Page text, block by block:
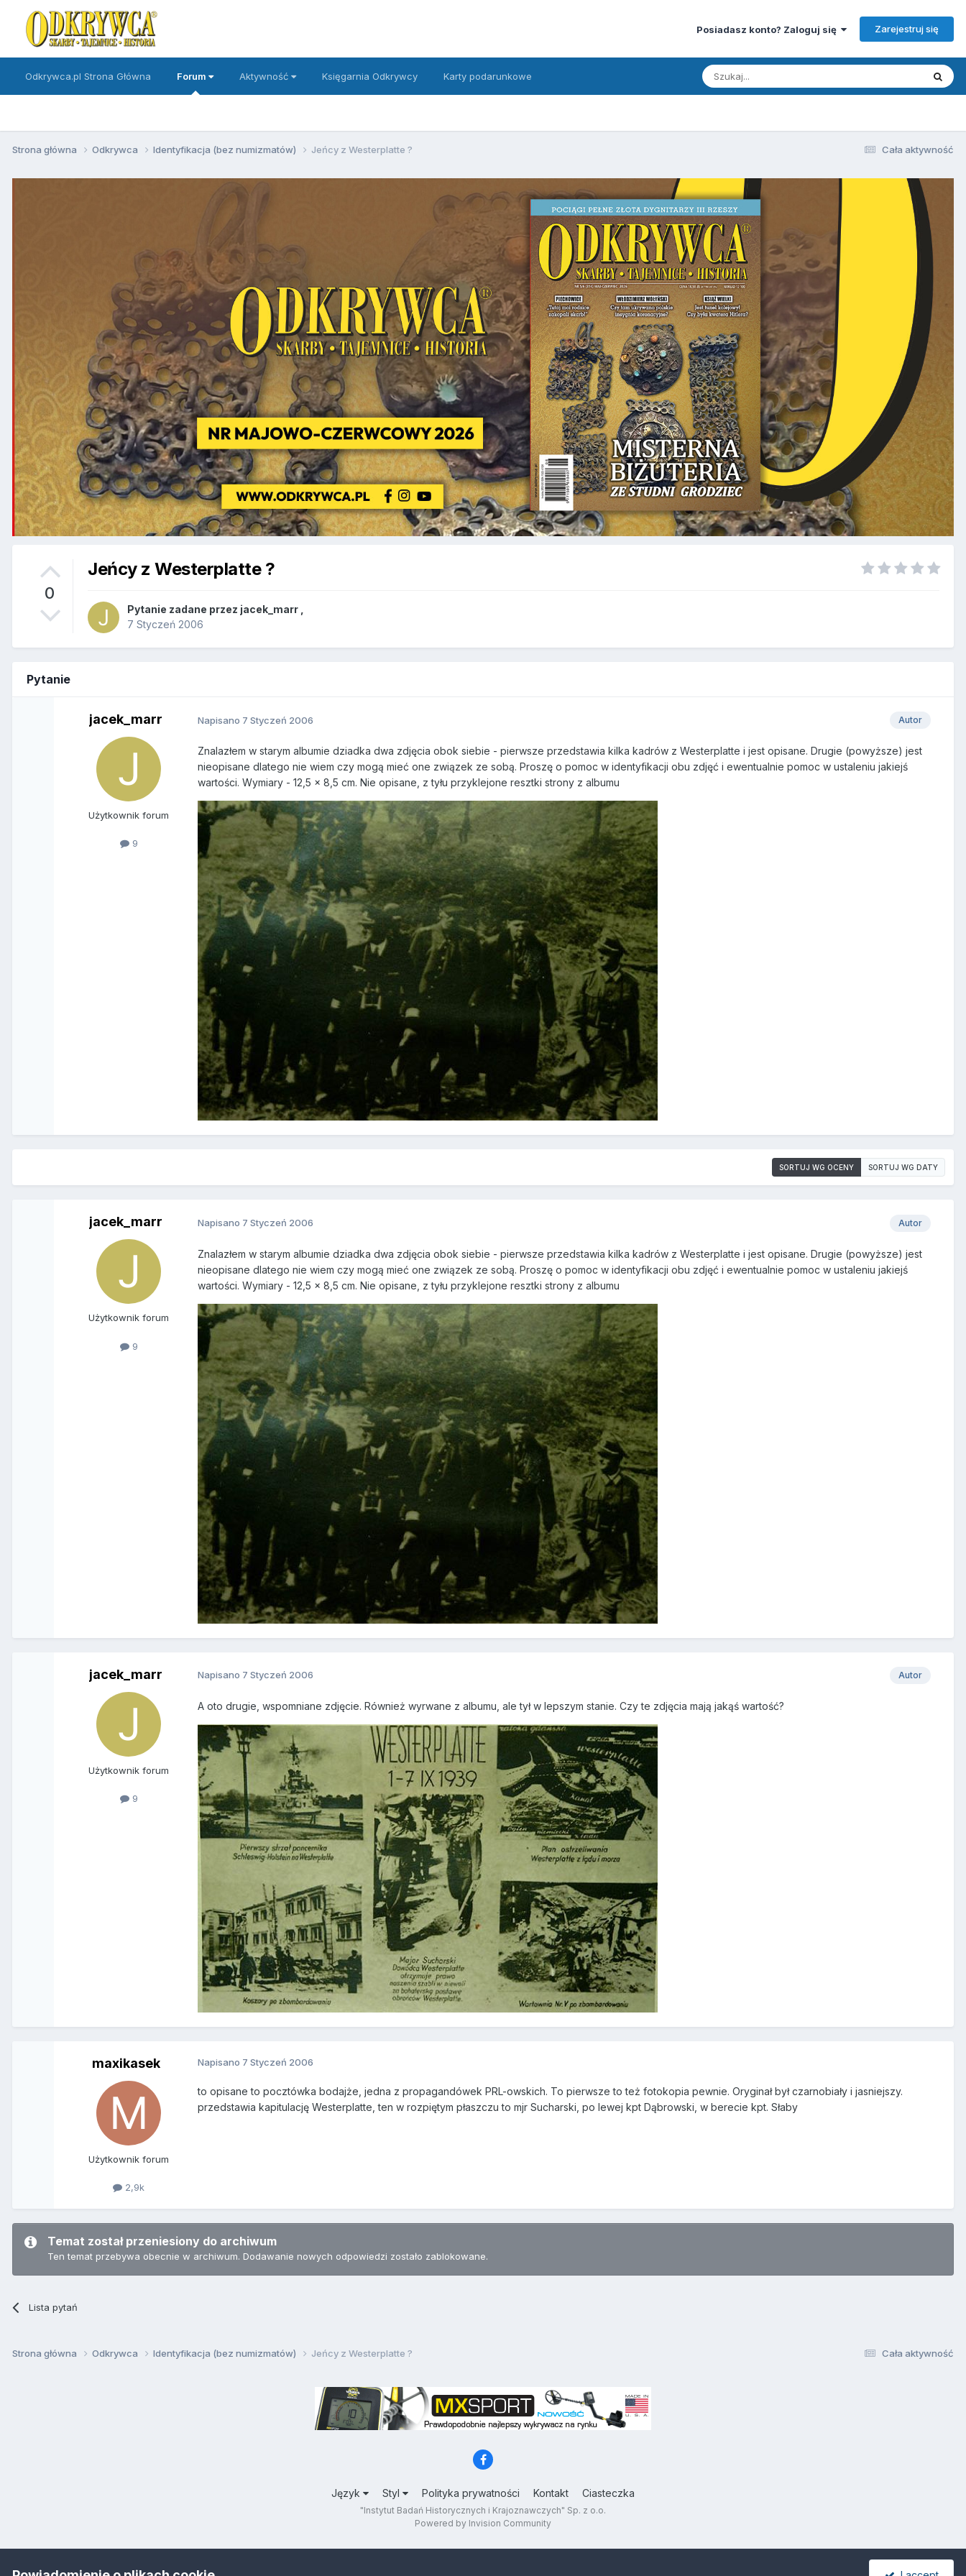
Posiadasz konto? Zaloguj się Zarejestruj się
Odkrywca.pl Strona Główna Forum Aktywność Księgarnia Odkrywcy Karty podarunkowe
Cała aktywność
Strona główna Odkrywca Identyfikacja (bez numizmatów) Jeńcy z Westerplatte ?
0
Jeńcy z Westerplatte ?
Pytanie zadane przez jacek_marr
7 Styczeń 2006
Pytanie
jacek_marr
Użytkownik forum
9
Autor
Napisano 7 Styczeń 2006
Znalazłem w starym albumie dziadka dwa zdjęcia obok siebie - pierwsze przedstawia kilka kadrów z Westerplatte i jest opisane. Drugie (powyższe) jest
nieopisane dlatego nie wiem czy mogą mieć one związek ze sobą. Proszę o pomoc w identyfikacji obu zdjęć i ewentualnie pomoc w ustaleniu jakiejś
wartości. Wymiary - 12,5 x 8,5 cm. Nie opisane, z tyłu przyklejone resztki strony z albumu
SORTUJ WG OCENY SORTUJ WG DATY
jacek_marr
Użytkownik forum
9
Autor
Napisano 7 Styczeń 2006
Znalazłem w starym albumie dziadka dwa zdjęcia obok siebie - pierwsze przedstawia kilka kadrów z Westerplatte i jest opisane. Drugie (powyższe) jest
nieopisane dlatego nie wiem czy mogą mieć one związek ze sobą. Proszę o pomoc w identyfikacji obu zdjęć i ewentualnie pomoc w ustaleniu jakiejś
wartości. Wymiary - 12,5 x 8,5 cm. Nie opisane, z tyłu przyklejone resztki strony z albumu
jacek_marr
Użytkownik forum
9
Autor
Napisano 7 Styczeń 2006
A oto drugie, wspomniane zdjęcie. Również wyrwane z albumu, ale tył w lepszym stanie. Czy te zdjęcia mają jakąś wartość?
maxikasek
Użytkownik forum
2,9k
Napisano 7 Styczeń 2006
to opisane to pocztówka bodajże, jedna z propagandówek PRL-owskich. To pierwsze to też fotokopia pewnie. Oryginał był czarnobiały i jasniejszy.
przedstawia kapitulację Westerplatte, ten w rozpiętym płaszczu to mjr Sucharski, po lewej kpt Dąbrowski, w berecie kpt. Słaby
Temat został przeniesiony do archiwum
Ten temat przebywa obecnie w archiwum. Dodawanie nowych odpowiedzi zostało zablokowane.
Lista pytań
Cała aktywność
Strona główna Odkrywca Identyfikacja (bez numizmatów) Jeńcy z Westerplatte ?
Język Styl Polityka prywatności Kontakt Ciasteczka
"Instytut Badań Historycznych i Krajoznawczych" Sp. z o.o.
Powered by Invision Community